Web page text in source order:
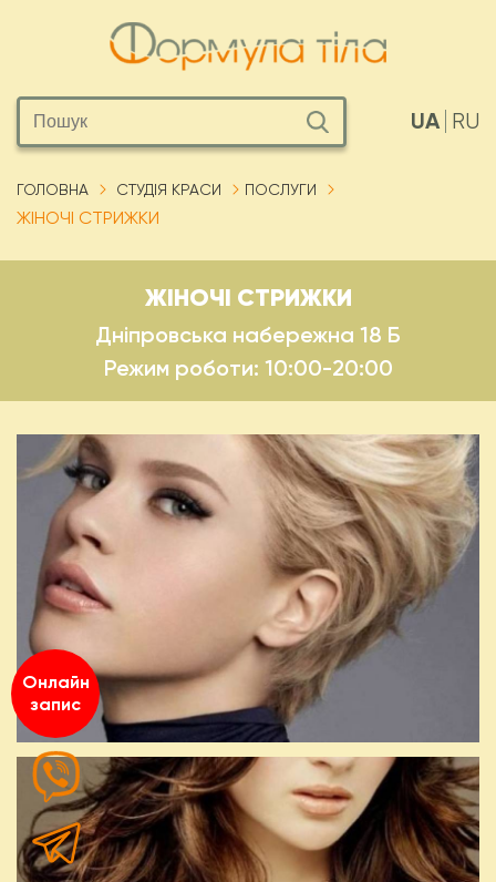
RU
UA
ГОЛОВНА СТУДІЯ КРАСИ ПОСЛУГИ
ЖІНОЧІ СТРИЖКИ
ЖІНОЧІ СТРИЖКИ
Дніпровська набережна 18 Б
Режим роботи: 10:00-20:00
Онлайн
запис